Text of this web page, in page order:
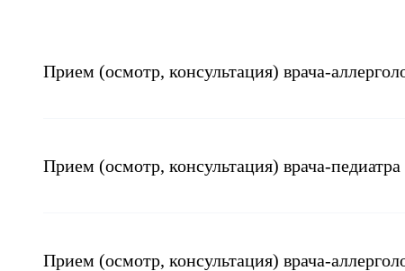
Прием (осмотр, консультация) врача-
Прием (осмотр, консультация) врача-
Прием (осмотр, консультация) врача-